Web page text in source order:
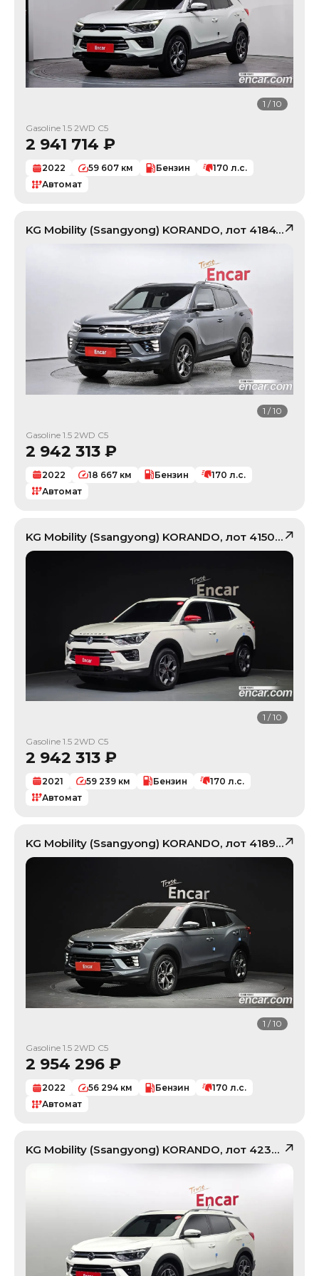
1 /10
Gasoline 1.5 2WD C5
2 941 714 ₽
2022 59 607 км Бензин 170 л.с.
Автомат
KG Mobility (Ssangyong) KORANDO, лот 41847740
1 /10
Gasoline 1.5 2WD C5
2 942 313 ₽
2022 18 667 км Бензин 170 л.с.
Автомат
KG Mobility (Ssangyong) KORANDO, лот 41506764
1 /10
Gasoline 1.5 2WD C5
2 942 313 ₽
2021 59 239 км Бензин 170 л.с.
Автомат
KG Mobility (Ssangyong) KORANDO, лот 41890094
1 /10
Gasoline 1.5 2WD C5
2 954 296 ₽
2022 56 294 км Бензин 170 л.с.
Автомат
KG Mobility (Ssangyong) KORANDO, лот 42378386